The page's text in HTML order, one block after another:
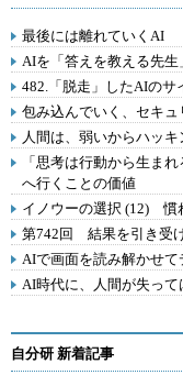
最後には離れていくAI
AIを「答えを教える先
482.「脱走」したAIのサ
包み込んでいく、セキュ
人間は、弱いからハッ
「思考は行動から生ま
へ行くことの価値
イノウーの選択 (12) 慣
第742回 結果を引き受
AIで画面を読み解かせ
AI時代に、人間が失っ
自分研 新着記事